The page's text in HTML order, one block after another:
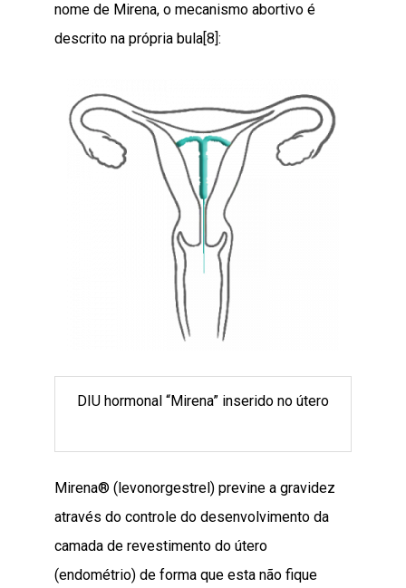
nome de Mirena, o mecanismo abortivo é
descrito na própria bula [8] :
DIU hormonal “Mirena” inserido no útero
Mirena® (levonorgestrel) previne a gravidez
através do controle do desenvolvimento da
camada de revestimento do útero
(endométrio) de forma que esta não fique